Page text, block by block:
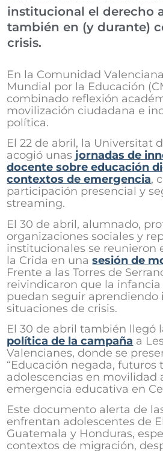
institucional el derecho
también en (y durante)
crisis.
En la Comunidad
Mundial por la Educación
combinado reflexión
movilización ciudadana e
política.
El 22 de abril, la Universitat
acogió unas jornadas de
docente sobre educación
contextos de emergencia,
participación presencial y
streaming.
El 30 de abril, alumnado,
organizaciones sociales y
institucionales se reunieron
la Crida en unasesión de
Frente a las Torres de
reivindicaron que la
puedan seguir aprendiendo
situaciones de crisis.
El 30 de abril también llegó
política de la campaña a
Valencianes, donde se
“Educación negada, futuros
adolescencias en movilidad
emergencia educativa en
Este documento alerta de
enfrentan adolescentes de
Guatemala y Honduras,
contextos de migración,